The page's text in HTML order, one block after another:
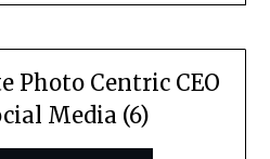
Photo Centric CEO
Media (6)